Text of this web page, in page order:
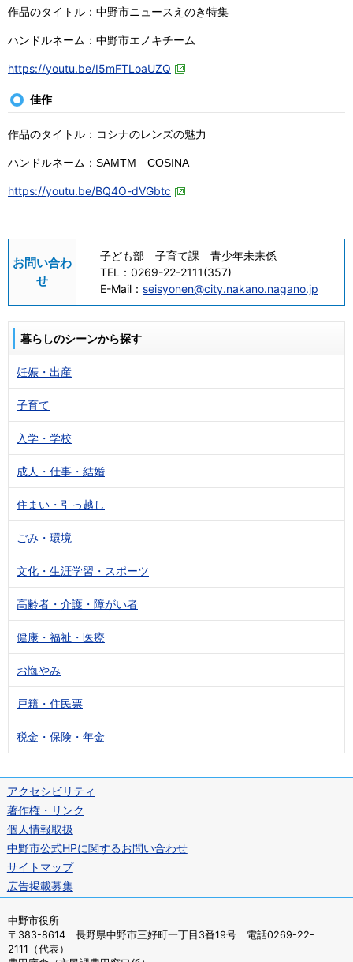
作品のタイトル：中野市ニュースえのき特集
ハンドルネーム：中野市エノキチーム
https://youtu.be/I5mFTLoaUZQ
佳作
作品のタイトル：コシナのレンズの魅力
ハンドルネーム：SAMTM COSINA
https://youtu.be/BQ4O-dVGbtc
お問い合わ
せ
子ども部 子育て課 青少年未来係
TEL： 0269-22-2111(357)
E-Mail： seisyonen@city.nakano.nagano.jp
暮らしのシーンから探す
妊娠・出産
子育て
入学・学校
成人・仕事・結婚
住まい・引っ越し
ごみ・環境
文化・生涯学習・スポーツ
高齢者・介護・障がい者
健康・福祉・医療
お悔やみ
戸籍・住民票
税金・保険・年金
アクセシビリティ
著作権・リンク
個人情報取扱
中野市公式HPに関するお問い合わせ
サイトマップ
広告掲載募集
中野市役所
〒383-8614 長野県中野市三好町一丁目3番19号 電話0269-22-
2111（代表）